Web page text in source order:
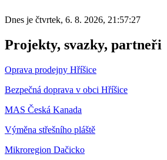
Dnes je čtvrtek, 6. 8. 2026, 21:57:27
Projekty, svazky, partneři
Oprava prodejny Hříšice
Bezpečná doprava v obci Hříšice
MAS Česká Kanada
Výměna střešního pláště
Mikroregion Dačicko